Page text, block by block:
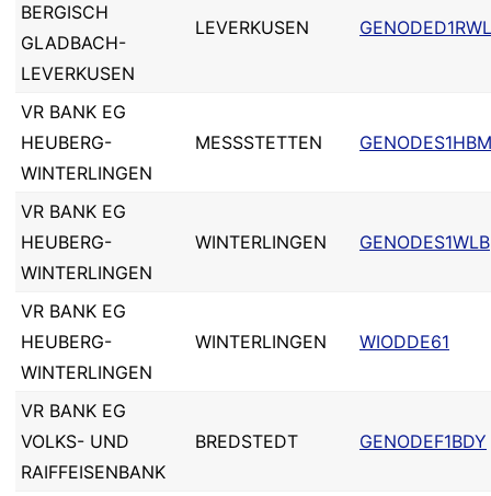
BERGISCH
GLADBACH-
LEVERKUSEN
LEVERKUSEN GENODED1RWL
VR BANK EG
HEUBERG-
WINTERLINGEN
MESSSTETTEN GENODES1HBM
VR BANK EG
HEUBERG-
WINTERLINGEN
WINTERLINGEN GENODES1WLB
VR BANK EG
HEUBERG-
WINTERLINGEN
WINTERLINGEN WIODDE61
VR BANK EG
VOLKS- UND
RAIFFEISENBANK
BREDSTEDT GENODEF1BDY